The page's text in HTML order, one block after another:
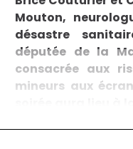
Mouton,
désastre
députée de la
consacrée aux
mineurs aux
soirée aura lieu à